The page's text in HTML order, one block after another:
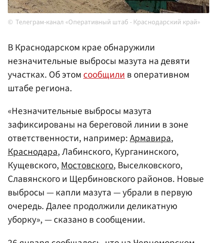
Телеграм-канал «Оперативный штаб - Краснодарский край»
В Краснодарском крае обнаружили
незначительные выбросы мазута на девяти
участках. Об этомсообщилив оперативном
штабе региона.
«Незначительные выбросы мазута
зафиксированы на береговой линии в зоне
ответственности, например:Армавира,
Краснодара, Лабинского, Курганинского,
Кущевского,Мостовского, Выселковского,
Славянского и Щербиновского районов. Новые
выбросы — капли мазута — убрали в первую
очередь. Далее продолжили деликатную
уборку», — сказано в сообщении.